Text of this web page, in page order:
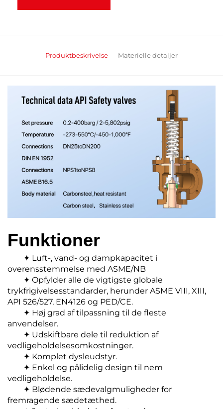
Produktbeskrivelse Materielle detaljer
Amerricanske standardtrykdimensionstabeller
Anbefalede Produkter
Funktioner
✦ Luft-, vand- og dampkapacitet i
overensstemmelse med ASME/NB
✦ Opfylder alle de vigtigste globale
trykfrigivelsesstandarder, herunder ASME VIII, XIII,
API 526/527, EN4126 og PED/CE.
✦ Høj grad af tilpassning til de fleste
anvendelser.
✦ Udskiftbare dele til reduktion af
vedligeholdelsesomkostninger.
✦ Komplet dysleudstyr.
✦ Enkel og pålidelig design til nem
vedligeholdelse.
✦ Blødende sædevalgmuligheder for
fremragende sædetæthed.